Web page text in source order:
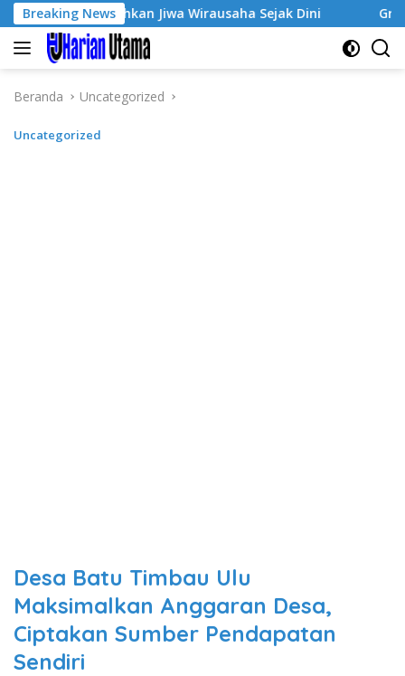
Langsung
ke
konten
Breaking News
Tumbuhkan Jiwa Wirausaha Sejak Dini GratisPol
Beranda Uncategorized
Uncategorized
Desa Batu Timbau Ulu
Maksimalkan Anggaran Desa,
Ciptakan Sumber Pendapatan
Sendiri